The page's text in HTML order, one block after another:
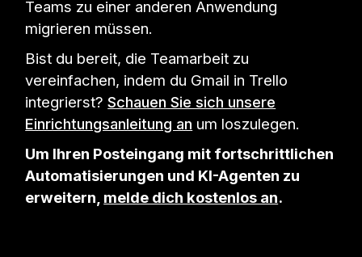
Teams zu einer anderen Anwendung
migrieren müssen.
Bist du bereit, die Teamarbeit zu
vereinfachen, indem du Gmail in Trello
integrierst?Schauen Sie sich unsere
Einrichtungsanleitung an um loszulegen.
Um Ihren Posteingang mit fortschrittlichen
Automatisierungen und KI-Agenten zu
erweitern, melde dich kostenlos an.